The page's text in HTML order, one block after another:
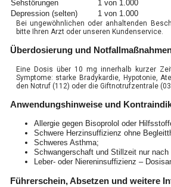
Sehstörungen
1 von 1.000
Depression (selten)
1 von 1.000
Bei ungewöhnlichen oder anhaltenden
bitte Ihren Arzt oder unseren Kundenservice.
Überdosierung und
Eine Dosis über 10 mg innerhalb kurzer
Symptome: starke Bradykardie, Hypotonie,
den Notruf (112) oder die Giftnotrufzentrale
Anwendungshinweise und
Allergie gegen Bisoprolol oder
Schwere Herzinsuffizienz ohne
Schweres Asthma;
Schwangerschaft und Stillzeit nur nach
Leber- oder Niereninsuffizienz –
Führerschein, Absetzen und weitere